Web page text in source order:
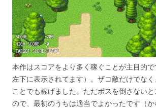
本作はスコアをより多く稼ぐことが主目的
左下に表示されてます）。ザコ敵だけでな
ことでも稼げました。ただボスを倒さない
ので、最初のうちは適当でよかったです（